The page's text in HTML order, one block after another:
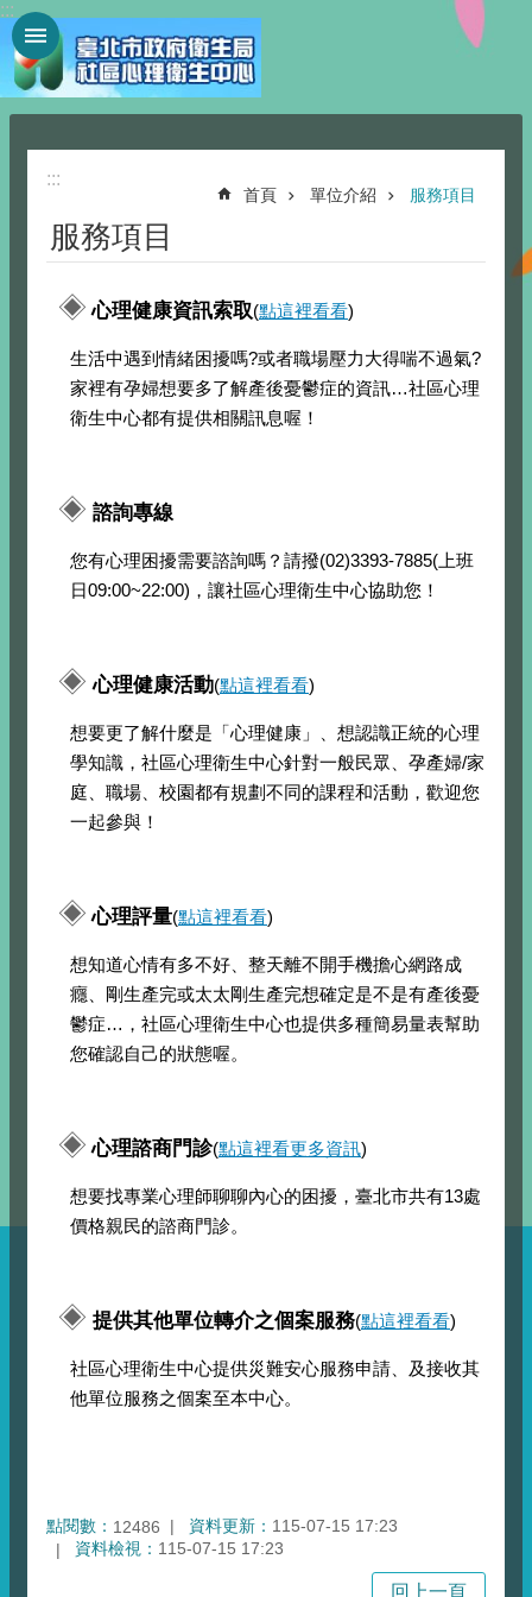
跳到主要內容區塊
:::
:::
首頁 單位介紹 服務項目
服務項目
◈ 心理健康資訊索取(點這裡看看)
生活中遇到情緒困擾嗎?或者職場壓力大得喘不過氣?
家裡有孕婦想要多了解產後憂鬱症的資訊…社區心理
衛生中心都有提供相關訊息喔！
◈ 諮詢專線
您有心理困擾需要諮詢嗎？請撥(02)3393-7885(上班
日09:00~22:00)，讓社區心理衛生中心協助您！
◈ 心理健康活動(點這裡看看)
想要更了解什麼是「心理健康」、想認識正統的心理
學知識，社區心理衛生中心針對一般民眾、孕產婦/家
庭、職場、校園都有規劃不同的課程和活動，歡迎您
一起參與！
◈ 心理評量(點這裡看看)
想知道心情有多不好、整天離不開手機擔心網路成
癮、剛生產完或太太剛生產完想確定是不是有產後憂
鬱症…，社區心理衛生中心也提供多種簡易量表幫助
您確認自己的狀態喔。
◈ 心理諮商門診(點這裡看更多資訊)
想要找專業心理師聊聊內心的困擾，臺北市共有13處
價格親民的諮商門診。
◈ 提供其他單位轉介之個案服務(點這裡看看)
社區心理衛生中心提供災難安心服務申請、及接收其
他單位服務之個案至本中心。
點閱數： 12486 資料更新： 115-07-15 17:23
資料檢視： 115-07-15 17:23
回上一頁